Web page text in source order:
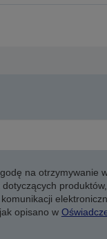
na otrzymywanie
opisano w